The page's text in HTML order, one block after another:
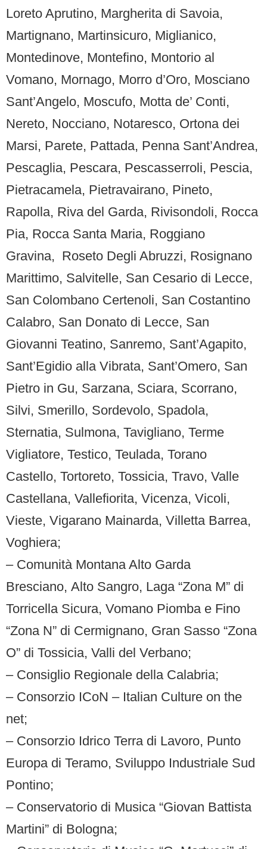
Loreto Aprutino, Margherita di Savoia,
Martignano, Martinsicuro, Miglianico,
Montedinove, Montefino, Montorio al
Vomano, Mornago, Morro d’Oro, Mosciano
Sant’Angelo, Moscufo, Motta de’ Conti,
Nereto, Nocciano, Notaresco, Ortona dei
Marsi, Parete, Pattada, Penna Sant’Andrea,
Pescaglia, Pescara, Pescasserroli, Pescia,
Pietracamela, Pietravairano, Pineto,
Rapolla, Riva del Garda, Rivisondoli, Rocca
Pia, Rocca Santa Maria, Roggiano
Gravina, Roseto Degli Abruzzi, Rosignano
Marittimo, Salvitelle, San Cesario di Lecce,
San Colombano Certenoli, San Costantino
Calabro, San Donato di Lecce, San
Giovanni Teatino, Sanremo, Sant’Agapito,
Sant’Egidio alla Vibrata, Sant’Omero, San
Pietro in Gu, Sarzana, Sciara, Scorrano,
Silvi, Smerillo, Sordevolo, Spadola,
Sternatia, Sulmona, Tavigliano, Terme
Vigliatore, Testico, Teulada, Torano
Castello, Tortoreto, Tossicia, Travo, Valle
Castellana, Vallefiorita, Vicenza, Vicoli,
Vieste, Vigarano Mainarda, Villetta Barrea,
Voghiera;
– Comunità Montana Alto Garda
Bresciano, Alto Sangro, Laga “Zona M” di
Torricella Sicura, Vomano Piomba e Fino
“Zona N” di Cermignano, Gran Sasso “Zona
O” di Tossicia, Valli del Verbano;
– Consiglio Regionale della Calabria;
– Consorzio ICoN – Italian Culture on the
net;
– Consorzio Idrico Terra di Lavoro, Punto
Europa di Teramo, Sviluppo Industriale Sud
Pontino;
– Conservatorio di Musica “Giovan Battista
Martini” di Bologna;